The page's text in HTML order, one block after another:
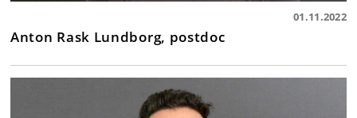
01.11.2022
Anton Rask Lundborg, postdoc